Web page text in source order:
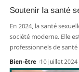
Soutenir la santé
En 2024, la santé
société moderne. Elle
professionnels de
Bien-être 10 juillet 2024